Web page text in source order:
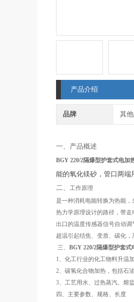
产品介绍
品牌 其
一、产品概述
BGY 220/2隔爆型护套式电加
能的氧化镁砂，管口两
二、 工作原理
是一种消耗电能转换为热能
热力学原理设计的路径，带
出口的温度传感器信号自动
超温引起结焦、变质、碳化
三、 BGY 220/2隔爆型护套式
1、化工行业的化工物料升温
2、碳氢化合物加热，包括石
3、工艺用水、过热蒸汽、熔
四、主要参数、规格、长度